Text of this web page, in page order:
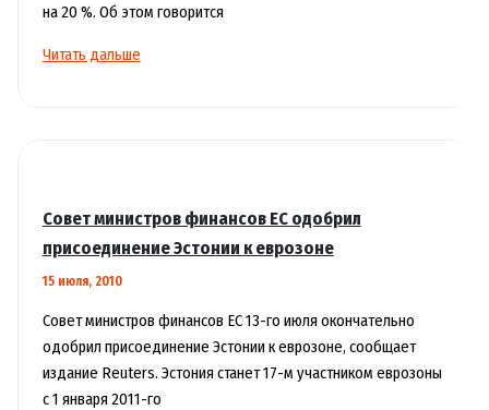
на 20 %. Об этом говорится
Минфин
чиновников
20
%
Читать дальше
Совет министров финансов ЕС одобрил
присоединение Эстонии к еврозоне
15 июля, 2010
Совет министров финансов ЕС 13-го июля окончательно
одобрил присоединение Эстонии к еврозоне, сообщает
издание Reuters. Эстония станет 17-м участником еврозоны
с 1 января 2011-го